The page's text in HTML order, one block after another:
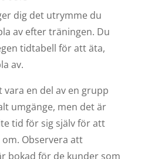
dig det utrymme du
av efter träningen. Du
tidtabell för att äta,
av.
en del av en grupp
umgänge, men det är
tid för sig själv för att
Observera att
bokad för de kunder som